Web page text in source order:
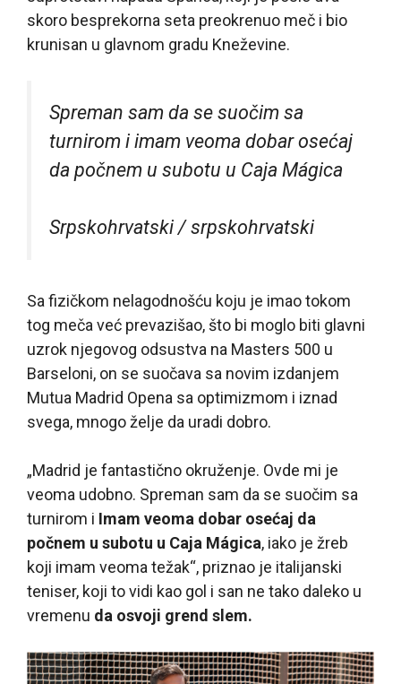
skoro besprekorna seta preokrenuo meč i bio
krunisan u glavnom gradu Kneževine.
Spreman sam da se suočim sa
turnirom i imam veoma dobar osećaj
da počnem u subotu u Caja Mágica
Srpskohrvatski / srpskohrvatski
Sa fizičkom nelagodnošću koju je imao tokom
tog meča već prevazišao, što bi moglo biti glavni
uzrok njegovog odsustva na Masters 500 u
Barseloni, on se suočava sa novim izdanjem
Mutua Madrid Opena sa optimizmom i iznad
svega, mnogo želje da uradi dobro.
„Madrid je fantastično okruženje. Ovde mi je
veoma udobno. Spreman sam da se suočim sa
turnirom i Imam veoma dobar osećaj da
počnem u subotu u Caja Mágica, iako je žreb
koji imam veoma težak“, priznao je italijanski
teniser, koji to vidi kao gol i san ne tako daleko u
vremenu da osvoji grend slem.